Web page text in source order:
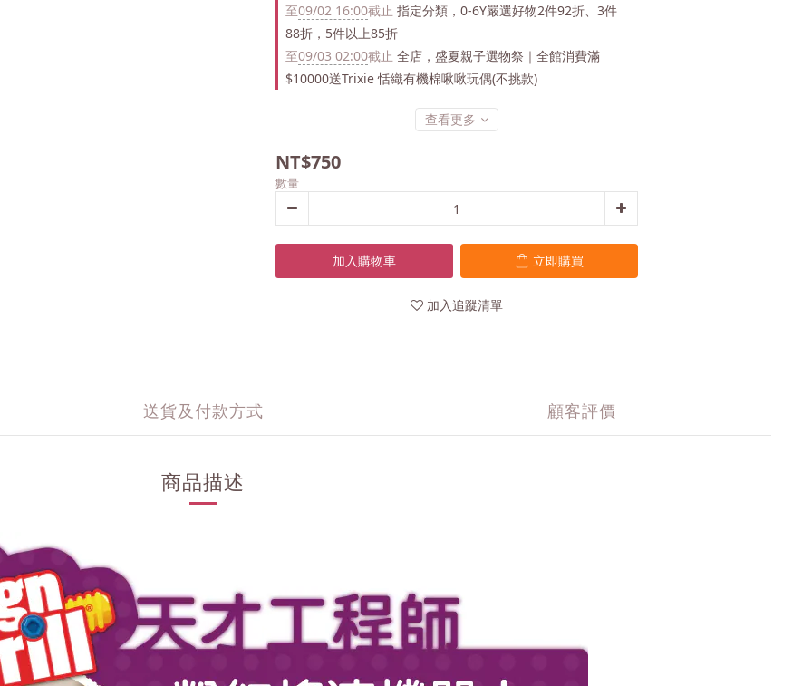
至09/02 16:00截止 指定分類，0-6Y嚴選好物2件92折、3件
88折，5件以上85折
至09/03 02:00截止 全店，盛夏親子選物祭｜全館消費滿
$10000送Trixie 恬織有機棉啾啾玩偶(不挑款)
查看更多
NT$750
數量
加入購物車 立即購買
加入追蹤清單
送貨及付款方式 顧客評價
商品描述